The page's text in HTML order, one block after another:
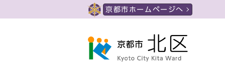
京都市ホームページへ